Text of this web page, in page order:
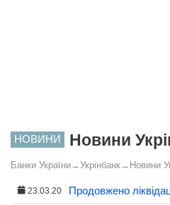
НОВИНИ Новини
Банки України→ Укрінбанк→ Новини
23.03.20 Продовжено